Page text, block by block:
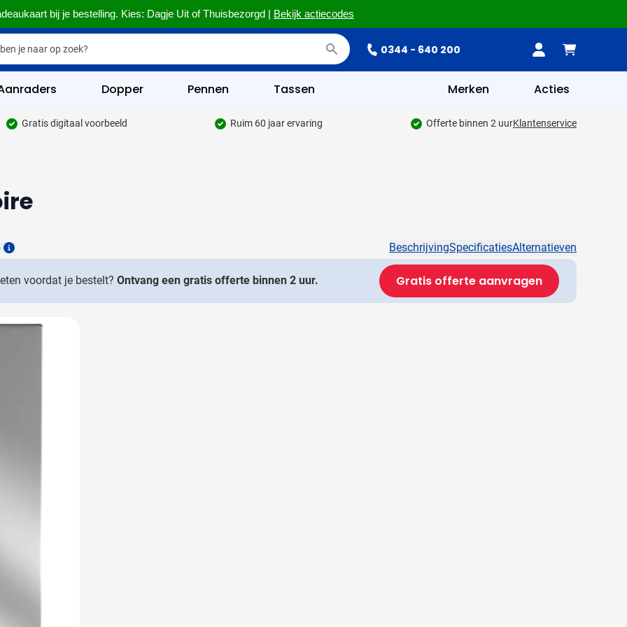
bij je bestelling. Kies: Dagje Uit of Thuisbezorgd | Bekijk actiecodes
0344 - 640 200
categorie
categorie
categorie
& Veiligheid categorie
& Tafelen categorie
categorie
categorie
categorie
categorie
& overig categorie
Dopper Pennen Tassen Merken Acties
Gratis digitaal voorbeeld Ruim 60 jaar ervaring Offerte binnen 2 uurKlantenservice
Details
BeschrijvingSpecificatiesAlternatieven
voordat je bestelt? Ontvang een gratis offerte binnen 2 uur. Gratis offerte aanvragen